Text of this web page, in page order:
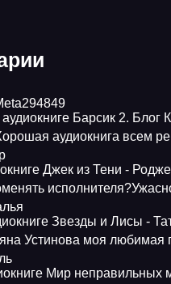
аудиокниге Барсик 2.
аудиокнига всем
Джек из Тени -
Звезды и Лисы -
Устинова моя любимая
Мир неправильных